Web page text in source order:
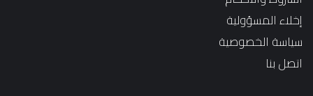
إخلاء المسؤولية
سياسة الخصوصية
اتصل بنا